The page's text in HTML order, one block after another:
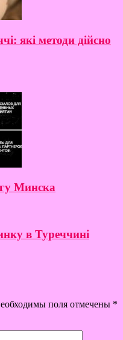
які методи дійсно
Минска
в Туреччині
поля отмечены *